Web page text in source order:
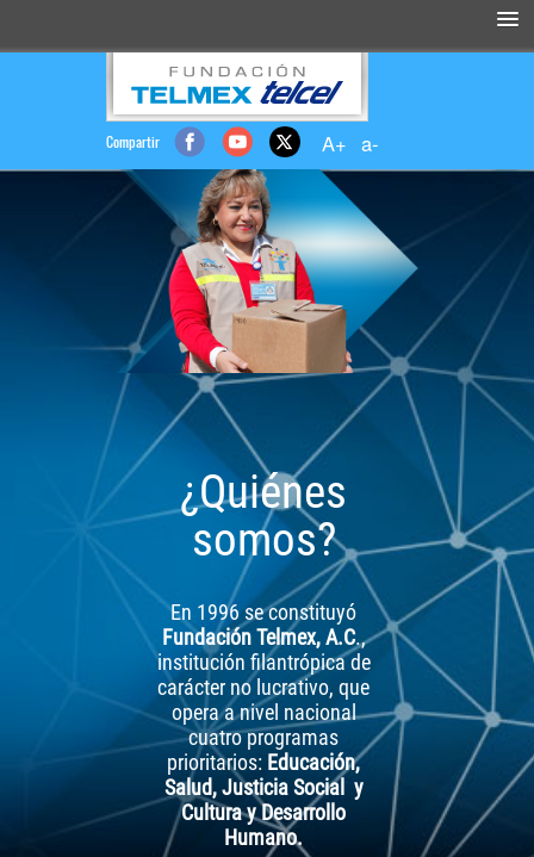
Compartir
¿Quiénes
somos?
En 1996 se constituyó
Fundación Telmex, A.C.,
institución filantrópica de
carácter no lucrativo, que
opera a nivel nacional
cuatro programas
prioritarios: Educación,
Salud, Justicia Social y
Cultura y Desarrollo
Humano.